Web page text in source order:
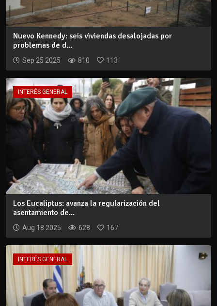
Nuevo Kennedy: seis viviendas desalojadas por
problemas de d...
Sep 25 2025 810 113
INTERÉS GENERAL
Los Eucaliptus: avanza la regularización del
asentamiento de...
Aug 18 2025 628 167
INTERÉS GENERAL